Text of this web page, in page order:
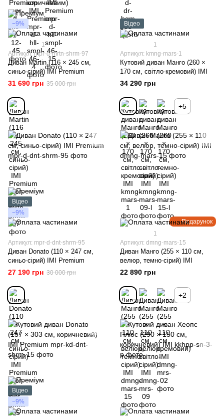
−9%
1
Артикул: mpr-d-mrtn-shrm-97
Диван Martin (116 × 245 см,
синьо-сірий) IMI Premium
31 690 грн 35 000 грн
Відео
1
Артикул: kmng-mars-1
Кутовий диван Манго (260 ×
170 см, світло-кремовий) IMI
34 290 грн
+5
Відео
−9%
Артикул: mpr-d-dnt-shrm-95
Диван Donato (110 × 247 см,
синьо-сірий) IMI Premium
27 190 грн 30 000 грн
Подарунок
1
Артикул: dmng-mars-15
Диван Манго (255 × 110 см,
велюр, темно-сірий) ІМІ
22 890 грн
+2
Відео
−9%